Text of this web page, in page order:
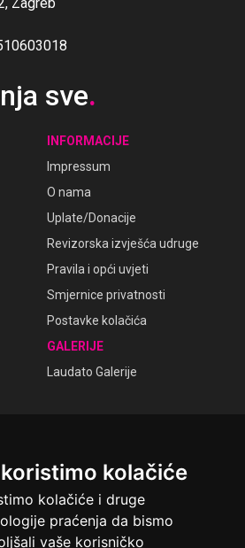
kolačiće
kolačiće i druge
praćenja da bismo
vaše korisničko
sve.
INFORMACIJE
Impressum
O nama
Uplate/Donacije
Revizorska izvješća udruge
Pravila i opći uvjeti
Smjernice privatnosti
Postavke kolačića
GALERIJE
Laudato Galerije
Ime dobrote
Riva 6, Rijeka